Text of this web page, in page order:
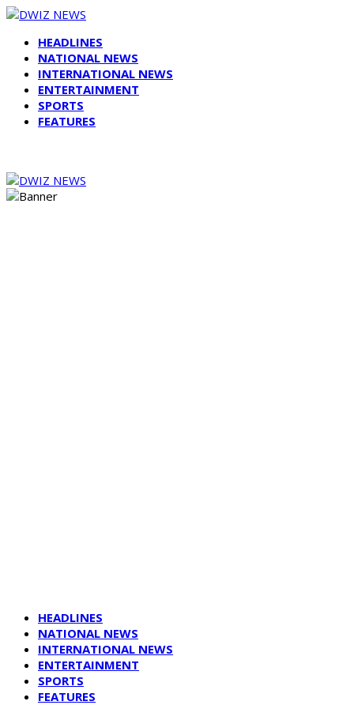
HEADLINES
NATIONAL NEWS
INTERNATIONAL NEWS
ENTERTAINMENT
SPORTS
FEATURES
HEADLINES
NATIONAL NEWS
INTERNATIONAL NEWS
ENTERTAINMENT
SPORTS
FEATURES